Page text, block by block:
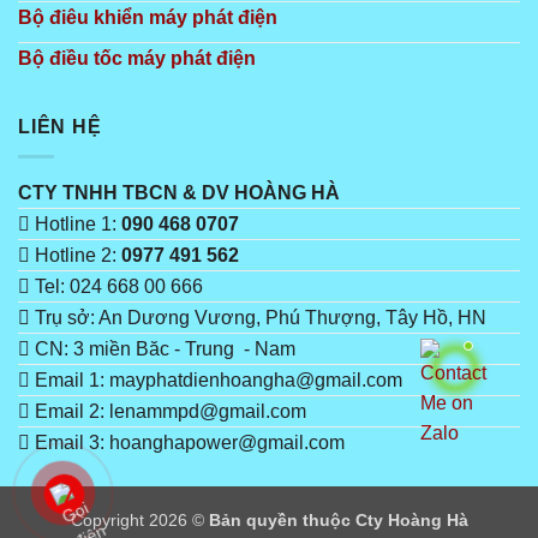
Bộ điêu khiển máy phát điện
Bộ điều tốc máy phát điện
LIÊN HỆ
CTY TNHH TBCN & DV HOÀNG HÀ
Hotline 1: 090 468 0707
Hotline 2: 0977 491 562
Tel: 024 668 00 666
Trụ sở: An Dương Vương, Phú Thượng, Tây Hồ, HN
CN: 3 miền Băc - Trung - Nam
Email 1: mayphatdienhoangha@gmail.com
Email 2: lenammpd@gmail.com
Email 3: hoanghapower@gmail.com
Copyright 2026 © Bản quyền thuộc Cty Hoàng Hà